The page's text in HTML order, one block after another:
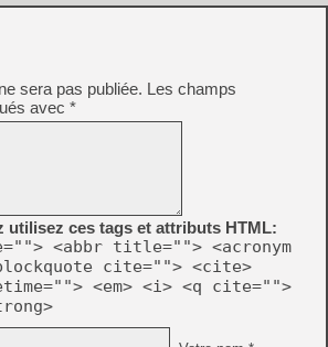
sera pas publiée. Les champs
avec *
utilisez ces tags et attributs HTML:
<abbr title=""> <acronym
cite=""> <cite>
<em> <i> <q cite="">